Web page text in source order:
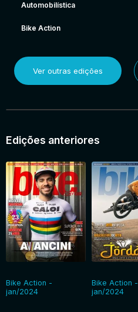
Automobilística
Bike Action
Ver outras edições
Edições anteriores
Bike Action -
jan/2024
Bike Action -
jan/2024